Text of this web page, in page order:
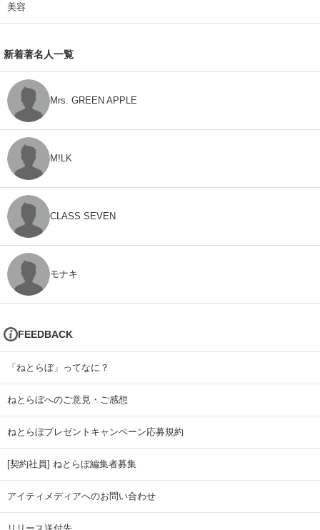
美容
新着著名人一覧
Mrs. GREEN APPLE
M!LK
CLASS SEVEN
モナキ
FEEDBACK
「ねとらぼ」ってなに？
ねとらぼへのご意見・ご感想
ねとらぼプレゼントキャンペーン応募規約
[契約社員] ねとらぼ編集者募集
アイティメディアへのお問い合わせ